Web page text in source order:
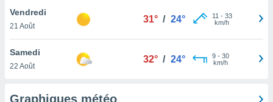
et que
Vendredi
21 Août
31° / 24° 11 - 33
km/h
Samedi
22 Août
32° / 24° 9- 30
km/h
Graphiques météo